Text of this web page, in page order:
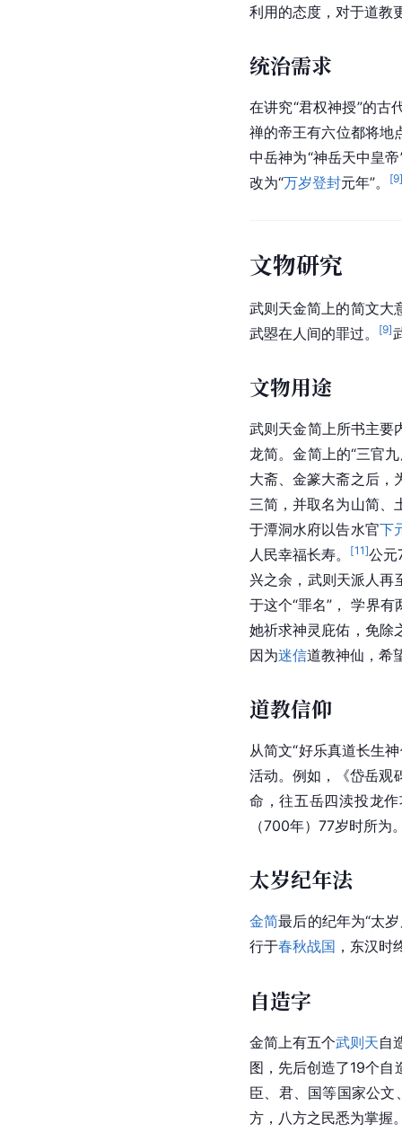
利用的态度，对于道教
统治需求
在讲究“君权神授”的古
禅的帝王有六位都将地
中岳神为“神岳天中皇
改为“万岁登封元年”。 [9
文物研究
武则天金简上的简文大
武曌在人间的罪过。
[9]
文物用途
武则天金简上所书主要
龙简。金简上的“三官
大斋 、金篆大斋之后
三简，并取名为山简、
于潭洞水府以告水官下
人民幸福长寿。
[11]公元
兴之余，武则天派人再
于这个“罪名”， 学界
她祈求神灵庇佑，免除
因为迷信道教神仙，希
道教信仰
从简文“好乐真道长生
活动。例如，《岱岳观
命，往五岳四渎投龙作
（700年）77岁时所为
太岁纪年法
金简最后的纪年为“太
行于春秋战国 ， 东汉时
自造字
金简 上有五个武则天自
图，先后创造了19个自
臣、君、国等国家公文
方，八方之民悉为掌握